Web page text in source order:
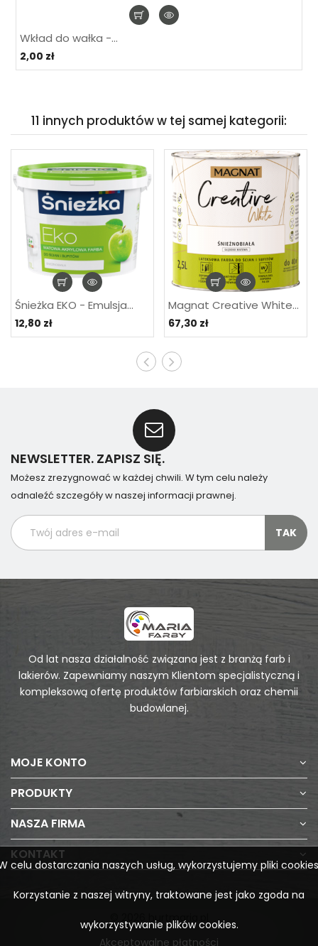
Wkład do wałka -...
2,00 zł
11 innych produktów w tej samej kategorii:
Śnieżka EKO - Emulsja...
12,80 zł
Magnat Creative White...
67,30 zł
NEWSLETTER. ZAPISZ SIĘ.
Możesz zrezygnować w każdej chwili. W tym celu należy
odnaleźć szczegóły w naszej informacji prawnej.
Od lat nasza działalność związana jest z branżą farb i
lakierów. Zapewniamy naszym Klientom specjalistyczną i
kompleksową ofertę produktów farbiarskich oraz chemii
budowlanej.
MOJE KONTO
PRODUKTY
NASZA FIRMA
KONTAKT
celu dostarczania naszych usług, wykorzystujemy pliki
Korzystanie z naszej witryny, traktowane jest jako zgoda na
wykorzystywanie plików cookies.
© 2026 hurtmaria.pl
Akceptowalne płatności